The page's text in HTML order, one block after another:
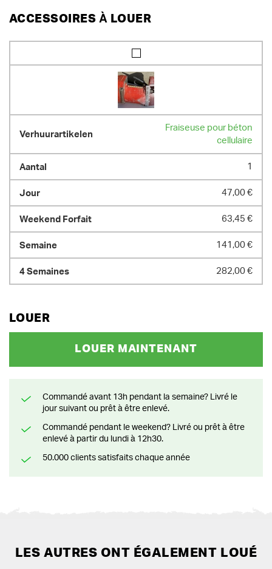
ACCESSOIRES À LOUER
Fraiseuse pour béton
cellulaire
1
47,00 €
63,45 €
141,00 €
282,00 €
LOUER
LOUER MAINTENANT
Commandé avant 13h pendant la semaine? Livré le
jour suivant ou prêt à être enlevé.
Commandé pendant le weekend? Livré ou prêt à être
enlevé à partir du lundi à 12h30.
50.000 clients satisfaits chaque année
LES AUTRES ONT ÉGALEMENT LOUÉ